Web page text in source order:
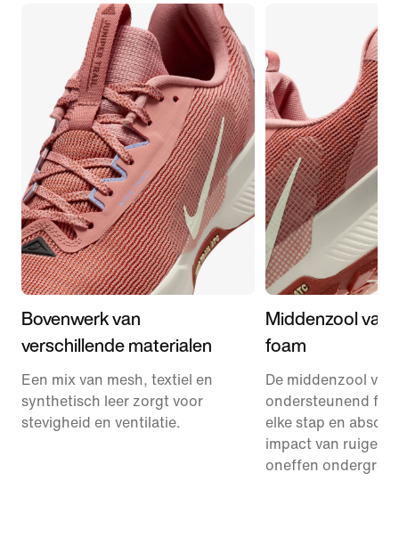
Bovenwerk van
verschillende materialen
Een mix van mesh, textiel en
synthetisch leer zorgt voor
stevigheid en ventilatie.
Middenzool van
foam
De middenzool
ondersteunend
elke stap en
impact van ruige
oneffen